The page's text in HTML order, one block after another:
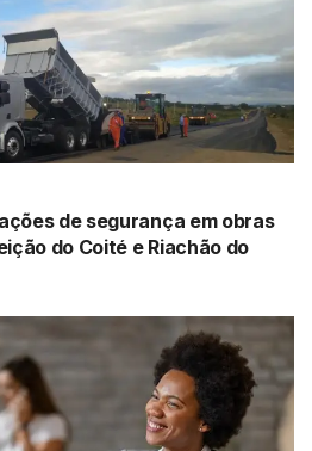
os produtores e fortaleça a
e nacional.
ExpoCacau2025 Ilhéus
de segurança em obras
do Coité e Riachão do